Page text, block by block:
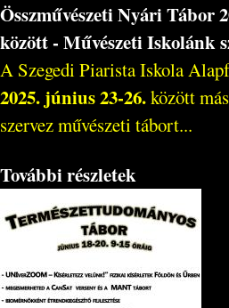
Összművészeti Nyári Tábor
között - Művészeti Iskolánk
A Szegedi Piarista Iskola
2025. június 23-26.között
szervez művészeti tábort...
További részletek